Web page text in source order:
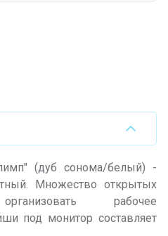
(дуб сонома/белый) -
Множество открытых
рабочее
под монитор составляет